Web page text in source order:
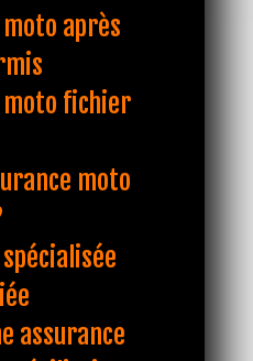
après
moto fichier
moto
assurance